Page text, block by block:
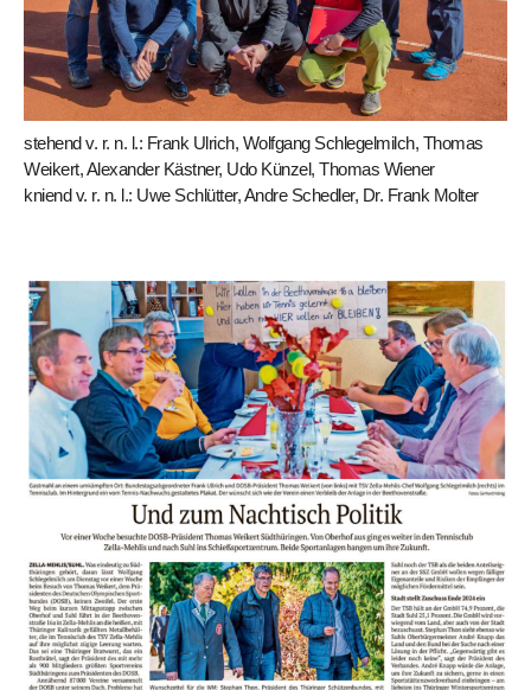
stehend v. r. n. l.: Frank Ulrich, Wolfgang Schlegelmilch, Thomas
Weikert, Alexander Kästner, Udo Künzel, Thomas Wiener
kniend v. r. n. l.: Uwe Schlütter, Andre Schedler, Dr. Frank Molter